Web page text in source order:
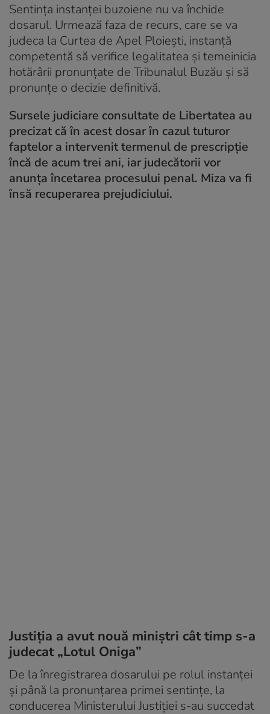
Sentința instanței buzoiene nu va închide
dosarul. Urmează faza de recurs, care se va
judeca la Curtea de Apel Ploiești, instanță
competentă să verifice legalitatea și temeinicia
hotărârii pronunțate de Tribunalul Buzău și să
pronunțe o decizie definitivă.
Sursele judiciare consultate de Libertatea au
precizat că în acest dosar în cazul tuturor
faptelor a intervenit termenul de prescripție
încă de acum trei ani, iar judecătorii vor
anunța încetarea procesului penal. Miza va fi
însă recuperarea prejudiciului.
Justiția a avut nouă miniștri cât timp s-a
judecat „Lotul Oniga”
De la înregistrarea dosarului pe rolul instanței
și până la pronunțarea primei sentințe, la
conducerea Ministerului Justiției s-au succedat